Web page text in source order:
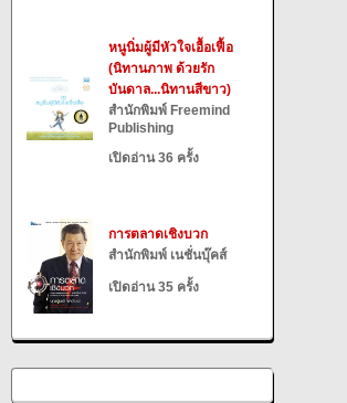
หนูนิ่มผู้มีหัวใจเอื้อเฟื้อ
(นิทานภาพ ด้วยรัก
บันดาล...นิทานสีขาว)
สำนักพิมพ์ Freemind
Publishing
เปิดอ่าน 36 ครั้ง
การตลาดเชิงบวก
สำนักพิมพ์ เนชั่นบุ๊คส์
เปิดอ่าน 35 ครั้ง